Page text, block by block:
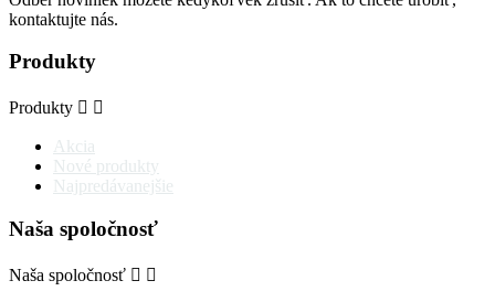
kontaktujte nás.
Produkty
Produkty  
Akcia
Nové produkty
Najpredávanejšie
Naša spoločnosť
Naša spoločnosť  